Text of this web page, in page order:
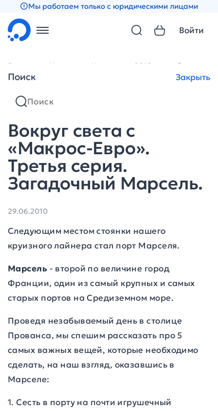
Мы работаем только с юридическими лицами
Поиск Закрыть
Войти
Главная Новости Новости за 2010 год Вокруг
Вокруг света с
«Макрос-Евро».
Третья серия.
Загадочный Марсель.
29.06.2010
Следующим местом стоянки нашего
круизного лайнера стал порт Марселя.
Марсель - второй по величине город
Франции, один из самый крупных и самых
старых портов на Средиземном море.
Проведя незабываемый день в столице
Прованса, мы спешим рассказать про 5
самых важных вещей, которые необходимо
сделать, на наш взгляд, оказавшись в
Марселе:
1. Сесть в порту на почти игрушечный